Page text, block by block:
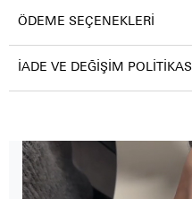
ÖDEME SEÇENEKLERI
İADE VE DEĞIŞIM POLITIKASI